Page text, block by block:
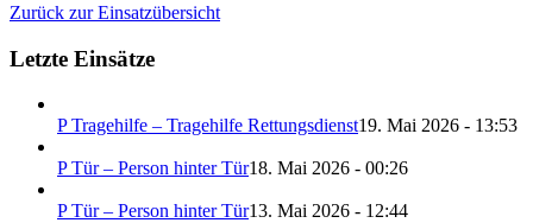
Zurück zur Einsatzübersicht
Letzte Einsätze
P Tragehilfe – Tragehilfe Rettungsdienst19. Mai 2026 - 13:53
P Tür – Person hinter Tür18. Mai 2026 - 00:26
P Tür – Person hinter Tür13. Mai 2026 - 12:44